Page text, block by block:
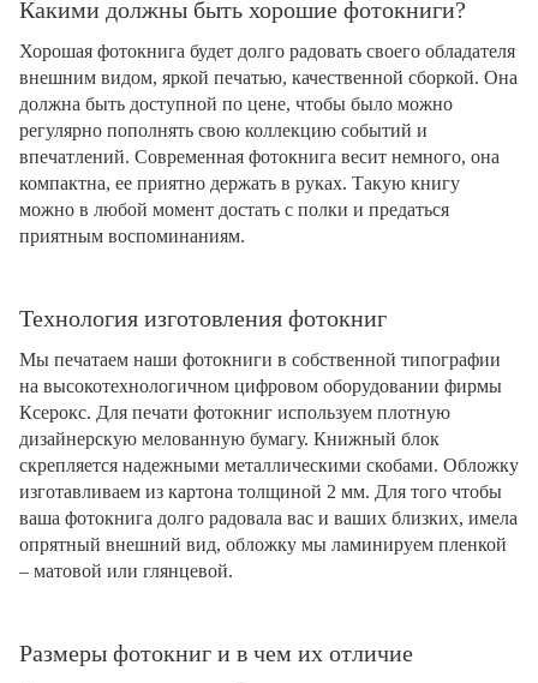
Какими должны быть хорошие фотокниги?
Хорошая фотокнига будет долго радовать своего обладателя
внешним видом, яркой печатью, качественной сборкой. Она
должна быть доступной по цене, чтобы было можно
регулярно пополнять свою коллекцию событий и
впечатлений. Современная фотокнига весит немного, она
компактна, ее приятно держать в руках. Такую книгу
можно в любой момент достать с полки и предаться
приятным воспоминаниям.
Технология изготовления фотокниг
Мы печатаем наши фотокниги в собственной типографии
на высокотехнологичном цифровом оборудовании фирмы
Ксерокс. Для печати фотокниг используем плотную
дизайнерскую мелованную бумагу. Книжный блок
скрепляется надежными металлическими скобами. Обложку
изготавливаем из картона толщиной 2 мм. Для того чтобы
ваша фотокнига долго радовала вас и ваших близких, имела
опрятный внешний вид, обложку мы ламинируем пленкой
– матовой или глянцевой.
Размеры фотокниг и в чем их отличие